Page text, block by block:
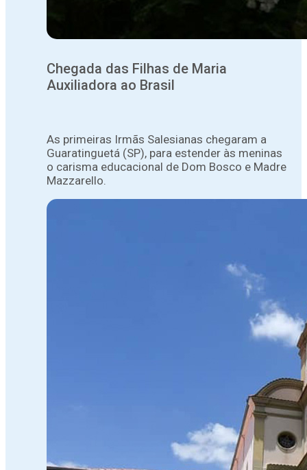
Chegada das Filhas de Maria
Auxiliadora ao Brasil
As primeiras Irmãs Salesianas chegaram a
Guaratinguetá (SP), para estender às meninas
o carisma educacional de Dom Bosco e Madre
Mazzarello.